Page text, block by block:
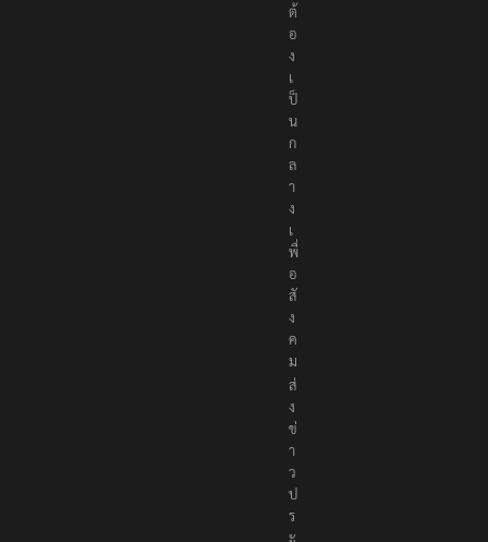
ก
ต้
อ
ง
เ
ป็
น
ก
ล
า
ง
เ
พื่
อ
สั
ง
ค
ม
ส่
ง
ข่
า
ว
ป
ร